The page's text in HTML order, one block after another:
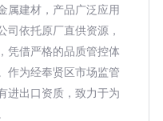
属建材，产品广泛应用
司依托原厂直供资源，
凭借严格的品质管控体
作为经奉贤区市场监管
进出口资质，致力于为